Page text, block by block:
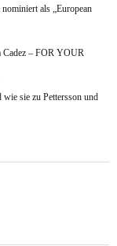
als „European
Cadez – FOR YOUR
sie zu Pettersson und